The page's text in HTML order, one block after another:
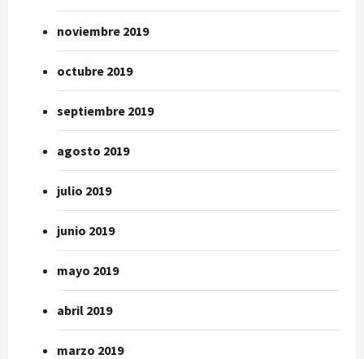
noviembre 2019
octubre 2019
septiembre 2019
agosto 2019
julio 2019
junio 2019
mayo 2019
abril 2019
marzo 2019